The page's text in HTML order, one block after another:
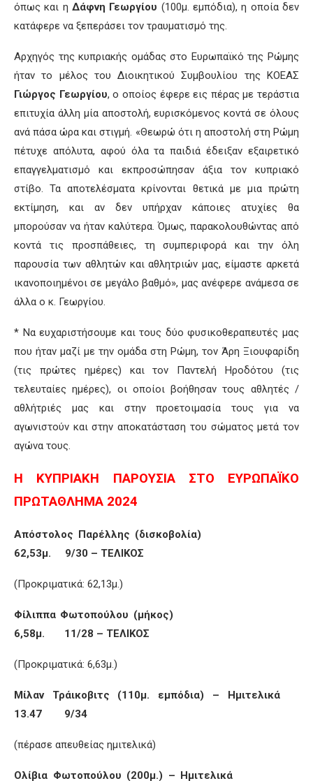
όπως και η Δάφνη Γεωργίου (100μ. εμπόδια), η οποία δεν
κατάφερε να ξεπεράσει τον τραυματισμό της.
Αρχηγός της κυπριακής ομάδας στο Ευρωπαϊκό της Ρώμης
ήταν το μέλος του Διοικητικού Συμβουλίου της ΚΟΕΑΣ
Γιώργος Γεωργίου, ο οποίος έφερε εις πέρας με τεράστια
επιτυχία άλλη μία αποστολή, ευρισκόμενος κοντά σε όλους
ανά πάσα ώρα και στιγμή. «Θεωρώ ότι η αποστολή στη Ρώμη
πέτυχε απόλυτα, αφού όλα τα παιδιά έδειξαν εξαιρετικό
επαγγελματισμό και εκπροσώπησαν άξια τον κυπριακό
στίβο. Τα αποτελέσματα κρίνονται θετικά με μια πρώτη
εκτίμηση, και αν δεν υπήρχαν κάποιες ατυχίες θα
μπορούσαν να ήταν καλύτερα. Όμως, παρακολουθώντας από
κοντά τις προσπάθειες, τη συμπεριφορά και την όλη
παρουσία των αθλητών και αθλητριών μας, είμαστε αρκετά
ικανοποιημένοι σε μεγάλο βαθμό», μας ανέφερε ανάμεσα σε
άλλα ο κ. Γεωργίου.
* Να ευχαριστήσουμε και τους δύο φυσικοθεραπευτές μας
που ήταν μαζί με την ομάδα στη Ρώμη, τον Άρη Ξιουφαρίδη
(τις πρώτες ημέρες) και τον Παντελή Ηροδότου (τις
τελευταίες ημέρες), οι οποίοι βοήθησαν τους αθλητές /
αθλήτριές μας και στην προετοιμασία τους για να
αγωνιστούν και στην αποκατάσταση του σώματος μετά τον
αγώνα τους.
Η ΚΥΠΡΙΑΚΗ ΠΑΡΟΥΣΙΑ ΣΤΟ ΕΥΡΩΠΑΪΚΟ
ΠΡΩΤΑΘΛΗΜΑ 2024
Απόστολος Παρέλλης (δισκοβολία)
62,53μ. 9/30 – ΤΕΛΙΚΟΣ
(Προκριματικά: 62,13μ.)
Φίλιππα Φωτοπούλου (μήκος)
6,58μ. 11/28 – ΤΕΛΙΚΟΣ
(Προκριματικά: 6,63μ.)
Μίλαν Τράικοβιτς (110μ. εμπόδια) – Ημιτελικά
13.47 9/34
(πέρασε απευθείας ημιτελικά)
Ολίβια Φωτοπούλου (200μ.) – Ημιτελικά